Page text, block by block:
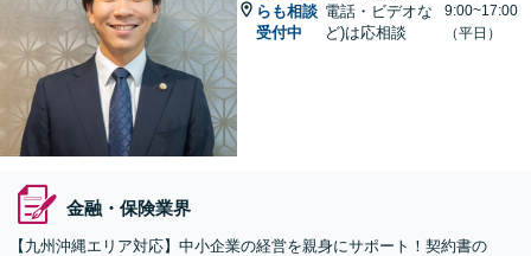
らも相談
受付中
電話・ビデオな
ど)は応相談
9:00~17:00
（平日）
金融・保険業界
【九州沖縄エリア対応】中小企業の経営を親身にサポート！契約書の